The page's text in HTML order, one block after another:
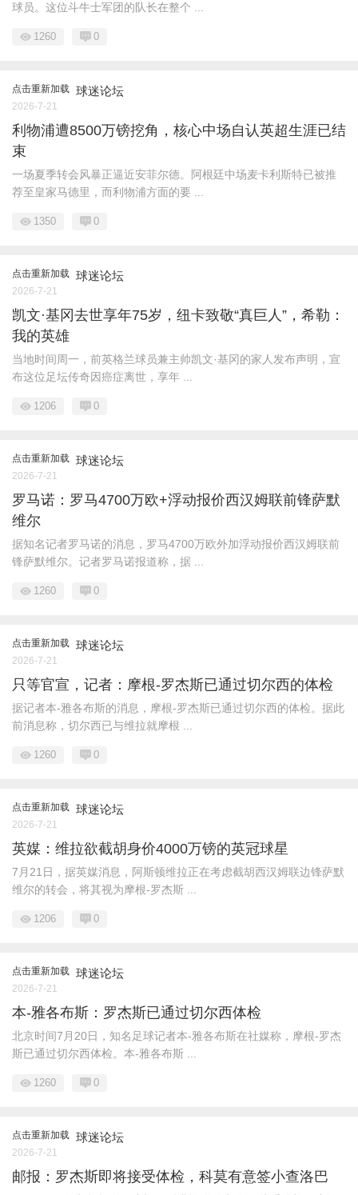
球员。这位斗牛士军团的队长在整个 ...
1260 0
点击重新加载 球迷论坛
2026-7-21
利物浦遭8500万镑挖角，核心中场自认英超生涯已结
束
一场夏季转会风暴正逼近安菲尔德。阿根廷中场麦卡利斯特已被推
荐至皇家马德里，而利物浦方面的要 ...
1350 0
点击重新加载 球迷论坛
2026-7-21
凯文·基冈去世享年75岁，纽卡致敬“真巨人”，希勒：
我的英雄
当地时间周一，前英格兰球员兼主帅凯文·基冈的家人发布声明，宣
布这位足坛传奇因癌症离世，享年 ...
1206 0
点击重新加载 球迷论坛
2026-7-21
罗马诺：罗马4700万欧+浮动报价西汉姆联前锋萨默
维尔
据知名记者罗马诺的消息，罗马4700万欧外加浮动报价西汉姆联前
锋萨默维尔。记者罗马诺报道称，据 ...
1260 0
点击重新加载 球迷论坛
2026-7-21
只等官宣，记者：摩根-罗杰斯已通过切尔西的体检
据记者本-雅各布斯的消息，摩根-罗杰斯已通过切尔西的体检。据此
前消息称，切尔西已与维拉就摩根 ...
1260 0
点击重新加载 球迷论坛
2026-7-21
英媒：维拉欲截胡身价4000万镑的英冠球星
7月21日，据英媒消息，阿斯顿维拉正在考虑截胡西汉姆联边锋萨默
维尔的转会，将其视为摩根-罗杰斯 ...
1206 0
点击重新加载 球迷论坛
2026-7-21
本-雅各布斯：罗杰斯已通过切尔西体检
北京时间7月20日，知名足球记者本-雅各布斯在社媒称，摩根-罗杰
斯已通过切尔西体检。本-雅各布斯 ...
1260 0
点击重新加载 球迷论坛
2026-7-21
邮报：罗杰斯即将接受体检，科莫有意签小查洛巴